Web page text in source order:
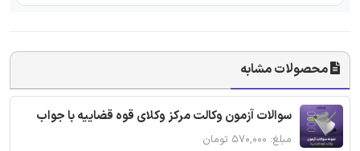
محصولات مشابه
سوالات آزمون وکالت مرکز وکلای قوه قضاییه با جواب
مبلغ: ۵۷۰,۰۰۰ تومان